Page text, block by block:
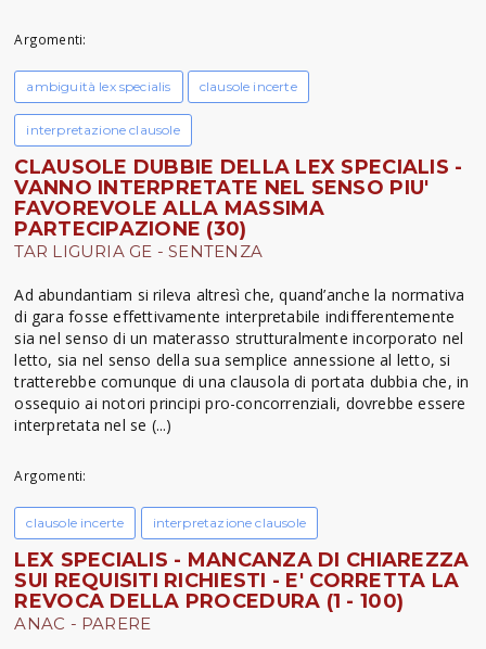
Argomenti:
ambiguità lex specialis clausole incerte
interpretazione clausole
CLAUSOLE DUBBIE DELLA LEX SPECIALIS -
VANNO INTERPRETATE NEL SENSO PIU'
FAVOREVOLE ALLA MASSIMA
PARTECIPAZIONE (30)
TAR LIGURIA GE - SENTENZA
Ad abundantiam si rileva altresì che, quand’anche la normativa
di gara fosse effettivamente interpretabile indifferentemente
sia nel senso di un materasso strutturalmente incorporato nel
letto, sia nel senso della sua semplice annessione al letto, si
tratterebbe comunque di una clausola di portata dubbia che, in
ossequio ai notori principi pro-concorrenziali, dovrebbe essere
interpretata nel se (...)
Argomenti:
clausole incerte interpretazione clausole
LEX SPECIALIS - MANCANZA DI CHIAREZZA
SUI REQUISITI RICHIESTI - E' CORRETTA LA
REVOCA DELLA PROCEDURA (1 - 100)
ANAC - PARERE